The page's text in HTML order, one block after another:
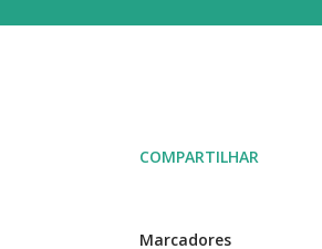
COMPARTILHAR
Marcadores